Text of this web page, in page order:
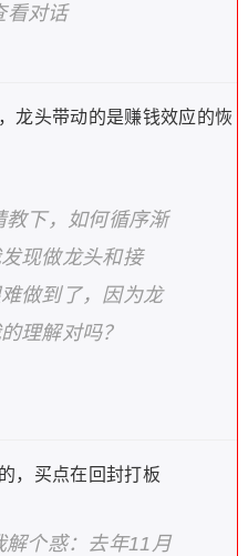
看对话
龙头带动的是赚钱效应的恢
教下，如何循序渐
现做龙头和接
做到了，因为龙
理解对吗？
，买点在回封打板
解个惑：去年11月